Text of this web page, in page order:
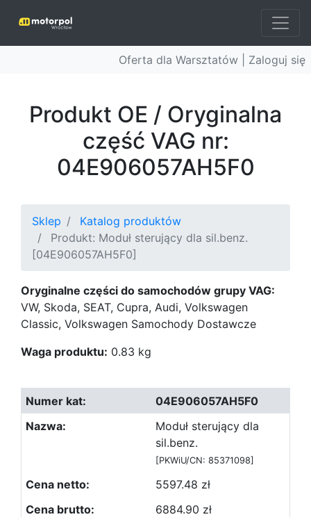
Oferta dla Warsztatów | Zaloguj się
Produkt OE / Oryginalna
część VAG nr:
04E906057AH5F0
Sklep
Katalog produktów
Produkt: Moduł sterujący dla sil.benz.
[04E906057AH5F0]
Oryginalne części do samochodów grupy VAG:
VW, Skoda, SEAT, Cupra, Audi, Volkswagen
Classic, Volkswagen Samochody Dostawcze
Waga produktu: 0.83 kg
04E906057AH5F0
Moduł sterujący dla
sil.benz.
[PKWiU/CN: 85371098]
5597.48 zł
6884.90 zł